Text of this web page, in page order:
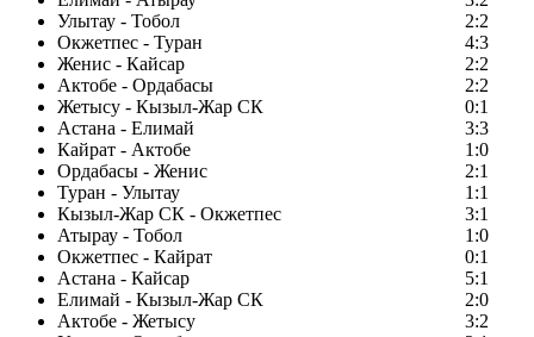
Улытау - Тобол
2:2
Окжетпес - Туран
4:3
Женис - Кайсар
2:2
Актобе - Ордабасы
2:2
Жетысу - Кызыл-Жар СК
0:1
Астана - Елимай
3:3
Кайрат - Актобе
1:0
Ордабасы - Женис
2:1
Туран - Улытау
1:1
Кызыл-Жар СК - Окжетпес
3:1
Атырау - Тобол
1:0
Окжетпес - Кайрат
0:1
Астана - Кайсар
5:1
Елимай - Кызыл-Жар СК
2:0
Актобе - Жетысу
3:2